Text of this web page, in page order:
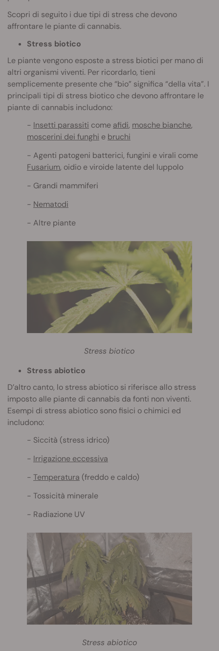
Scopri di seguito i due tipi di stress che devono
affrontare le piante di cannabis.
Stress biotico
Le piante vengono esposte a stress biotici per mano di
altri organismi viventi. Per ricordarlo, tieni
semplicemente presente che “bio” significa “della vita”. I
principali tipi di stress biotico che devono affrontare le
piante di cannabis includono:
Insetti parassiti come afidi, mosche bianche,
moscerini dei funghi e bruchi
Agenti patogeni batterici, fungini e virali come
Fusarium, oidio e viroide latente del luppolo
Grandi mammiferi
Nematodi
Altre piante
Stress biotico
Stress abiotico
D’altro canto, lo stress abiotico si riferisce allo stress
imposto alle piante di cannabis da fonti non viventi.
Esempi di stress abiotico sono fisici o chimici ed
includono:
Siccità (stress idrico)
Irrigazione eccessiva
Temperatura (freddo e caldo)
Tossicità minerale
Radiazione UV
Stress abiotico